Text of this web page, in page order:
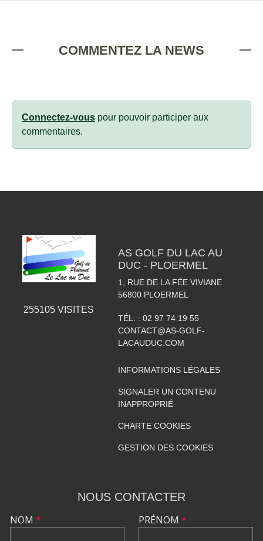
COMMENTEZ LA NEWS
Connectez-vous pour pouvoir participer aux
commentaires.
255105 VISITES
AS GOLF DU LAC AU
DUC - PLOERMEL
1, RUE DE LA FÉE VIVIANE
56800 PLOERMEL
TÉL. : 02 97 74 19 55
CONTACT@AS-GOLF-
LACAUDUC.COM
INFORMATIONS LÉGALES
SIGNALER UN CONTENU
INAPPROPRIÉ
CHARTE COOKIES
GESTION DES COOKIES
NOUS CONTACTER
NOM * PRÉNOM *